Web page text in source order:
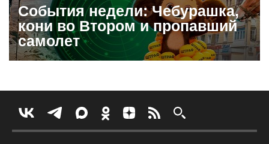
События недели: Чебурашка,
кони во Втором и пропавший
самолет